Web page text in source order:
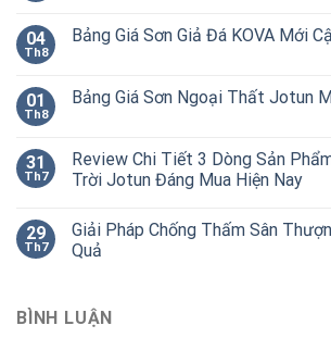
04
Th8
Bảng Giá Sơn Giả Đá KOVA Mới
01
Th8
Bảng Giá Sơn Ngoại Thất Jotun
31
Th7
Review Chi Tiết 3 Dòng Sản
Trời Jotun Đáng Mua Hiện Nay
29
Th7
Giải Pháp Chống Thấm Sân
Quả
BÌNH LUẬN